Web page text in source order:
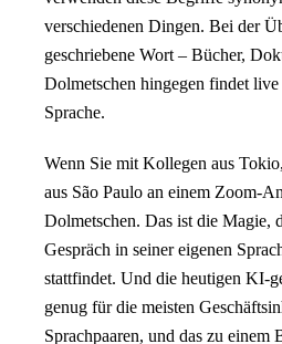
verschiedenen Dingen. Bei der
geschriebene Wort – Bücher,
Dolmetschen hingegen findet
Sprache.
Wenn Sie mit Kollegen aus
aus São Paulo an einem Zoom-
Dolmetschen. Das ist die Magie,
Gespräch in seiner eigenen
stattfindet. Und die heutigen KI-
genug für die meisten
Sprachpaaren, und das zu